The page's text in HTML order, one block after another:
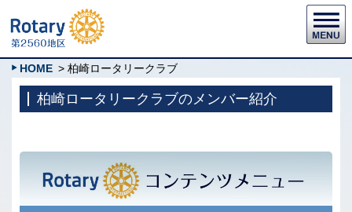
HOME > 柏崎ロータリークラブ
柏崎ロータリークラブのメンバー紹介